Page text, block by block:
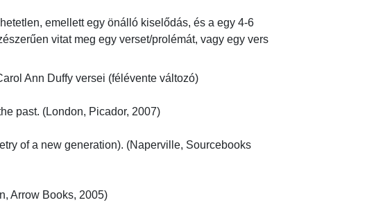
emellett egy önálló kiselődás, és a egy 4-6
vitat meg egy verset/prolémát, vagy egy vers
Ann Duffy versei (félévente változó)
past. (London, Picador, 2007)
of a new generation). (Naperville, Sourcebooks
Arrow Books, 2005)